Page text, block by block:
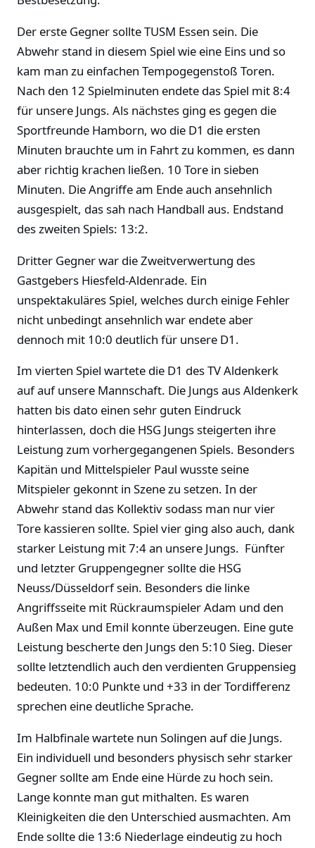
Der erste Gegner sollte TUSM Essen sein. Die
Abwehr stand in diesem Spiel wie eine Eins und so
kam man zu einfachen Tempogegenstoß Toren.
Nach den 12 Spielminuten endete das Spiel mit 8:4
für unsere Jungs. Als nächstes ging es gegen die
Sportfreunde Hamborn, wo die D1 die ersten
Minuten brauchte um in Fahrt zu kommen, es dann
aber richtig krachen ließen. 10 Tore in sieben
Minuten. Die Angriffe am Ende auch ansehnlich
ausgespielt, das sah nach Handball aus. Endstand
des zweiten Spiels: 13:2.
Dritter Gegner war die Zweitverwertung des
Gastgebers Hiesfeld-Aldenrade. Ein
unspektakuläres Spiel, welches durch einige Fehler
nicht unbedingt ansehnlich war endete aber
dennoch mit 10:0 deutlich für unsere D1.
Im vierten Spiel wartete die D1 des TV Aldenkerk
auf auf unsere Mannschaft. Die Jungs aus Aldenkerk
hatten bis dato einen sehr guten Eindruck
hinterlassen, doch die HSG Jungs steigerten ihre
Leistung zum vorhergegangenen Spiels. Besonders
Kapitän und Mittelspieler Paul wusste seine
Mitspieler gekonnt in Szene zu setzen. In der
Abwehr stand das Kollektiv sodass man nur vier
Tore kassieren sollte. Spiel vier ging also auch, dank
starker Leistung mit 7:4 an unsere Jungs. Fünfter
und letzter Gruppengegner sollte die HSG
Neuss/Düsseldorf sein. Besonders die linke
Angriffsseite mit Rückraumspieler Adam und den
Außen Max und Emil konnte überzeugen. Eine gute
Leistung bescherte den Jungs den 5:10 Sieg. Dieser
sollte letztendlich auch den verdienten Gruppensieg
bedeuten. 10:0 Punkte und +33 in der Tordifferenz
sprechen eine deutliche Sprache.
Im Halbfinale wartete nun Solingen auf die Jungs.
Ein individuell und besonders physisch sehr starker
Gegner sollte am Ende eine Hürde zu hoch sein.
Lange konnte man gut mithalten. Es waren
Kleinigkeiten die den Unterschied ausmachten. Am
Ende sollte die 13:6 Niederlage eindeutig zu hoch